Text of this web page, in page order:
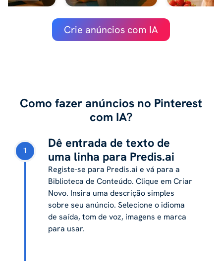
Crie anúncios com IA
Como fazer anúncios no Pinterest
com IA?
1
Dê entrada de texto de
uma linha para Predis.ai
Registe-se para Predis.ai e vá para a
Biblioteca de Conteúdo. Clique em Criar
Novo. Insira uma descrição simples
sobre seu anúncio. Selecione o idioma
de saída, tom de voz, imagens e marca
para usar.